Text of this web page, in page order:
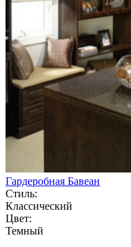
Гардеробная Бавеан
Стиль:
Классический
Цвет:
Темный